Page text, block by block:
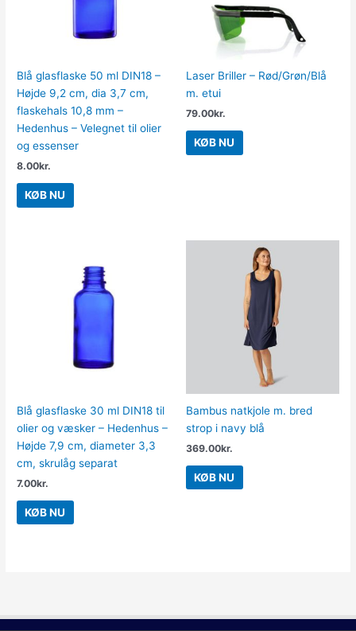
Blå glasflaske 50 ml DIN18 –
Højde 9,2 cm, dia 3,7 cm,
flaskehals 10,8 mm –
Hedenhus – Velegnet til olier
og essenser
8.00kr.
KØB NU
Laser Briller – Rød/Grøn/Blå
m. etui
79.00kr.
KØB NU
Blå glasflaske 30 ml DIN18 til
olier og væsker – Hedenhus –
Højde 7,9 cm, diameter 3,3
cm, skrulåg separat
7.00kr.
KØB NU
Bambus natkjole m. bred
strop i navy blå
369.00kr.
KØB NU